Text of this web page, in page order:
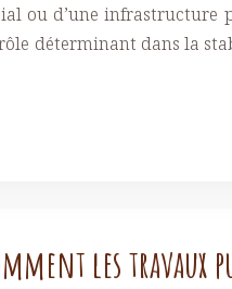
ou d’une infrastructure
déterminant dans la
les travaux